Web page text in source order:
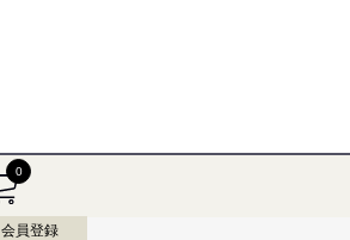
0
会員登録